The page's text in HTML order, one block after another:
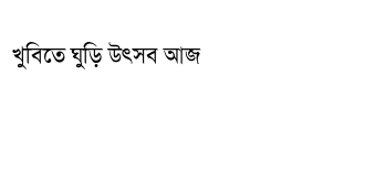
খুবিতে ঘুড়ি উৎসব আজ